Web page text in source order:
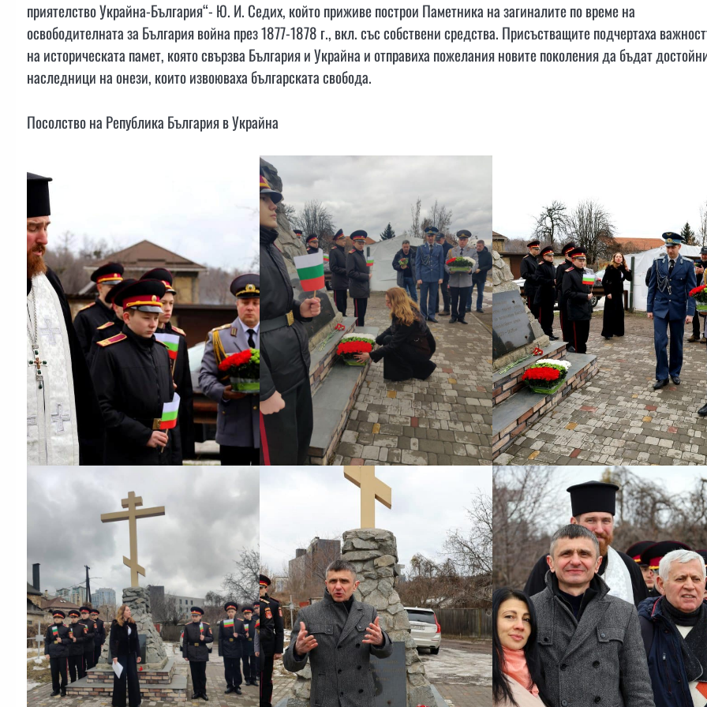
приятелство Украйна-България“- Ю. И. Седих, който приживе построи Паметника на загиналите по време на
освободителната за България война през 1877-1878 г., вкл. със собствени средства. Присъстващите подчертаха
на историческата памет, която свързва България и Украйна и отправиха пожелания новите поколения да бъдат
наследници на онези, които извоюваха българската свобода.
Посолство на Република България в Украйна